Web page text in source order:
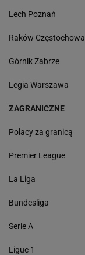
Lech Poznań
Raków Częstochowa
Górnik Zabrze
Legia Warszawa
ZAGRANICZNE
Polacy za granicą
Premier League
La Liga
Bundesliga
Serie A
Ligue 1